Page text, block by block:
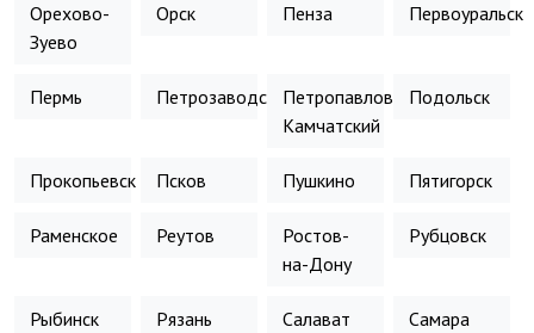
Орехово-
Зуево
Орск Пенза Первоуральск
Пермь Петрозаводск
Петропавловск-
Камчатский
Подольск
Прокопьевск Псков Пушкино Пятигорск
Раменское Реутов
Ростов-
на-Дону
Рубцовск
Рыбинск Рязань Салават Самара